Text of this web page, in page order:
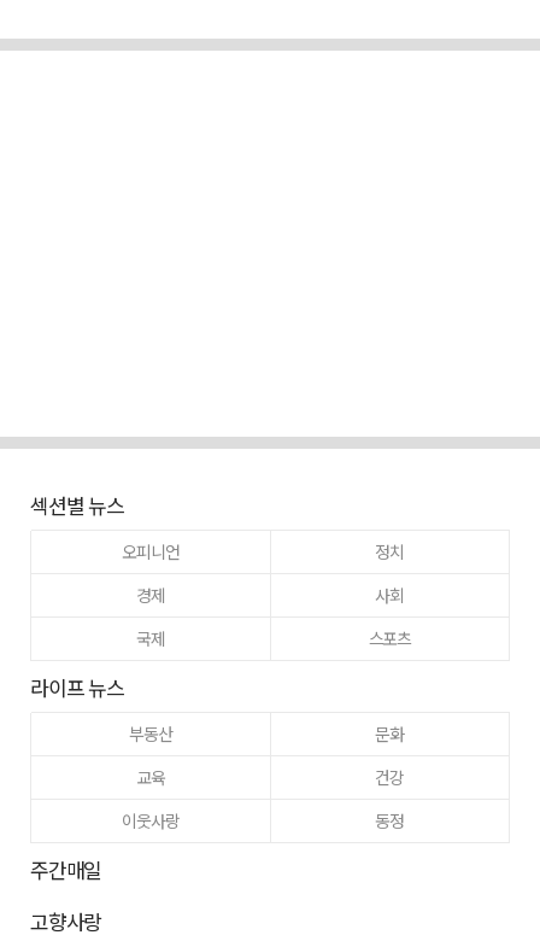
섹션별 뉴스
오피니언
정치
경제
사회
국제
스포츠
라이프 뉴스
부동산
문화
교육
건강
이웃사랑
동정
주간매일
고향사랑